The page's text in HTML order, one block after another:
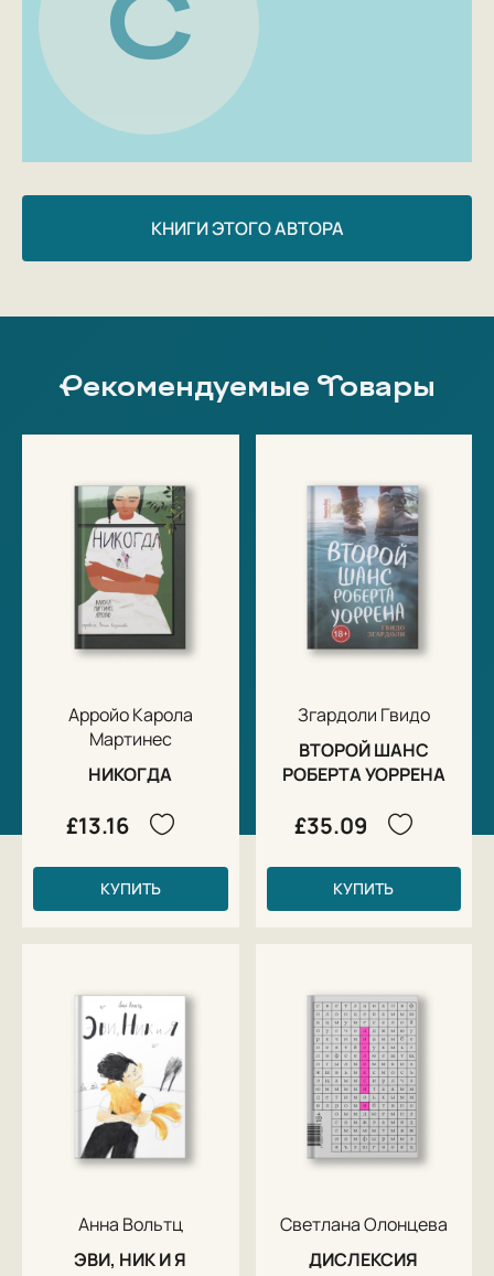
КНИГИ ЭТОГО АВТОРА
Рекомендуемые Товары
Арройо Карола
Мартинес
НИКОГДА
£13.16
КУПИТЬ
Згардоли Гвидо
ВТОРОЙ ШАНС
РОБЕРТА УОРРЕНА
£35.09
КУПИТЬ
Анна Вольтц
ЭВИ, НИК И Я
Светлана Олонцева
ДИСЛЕКСИЯ